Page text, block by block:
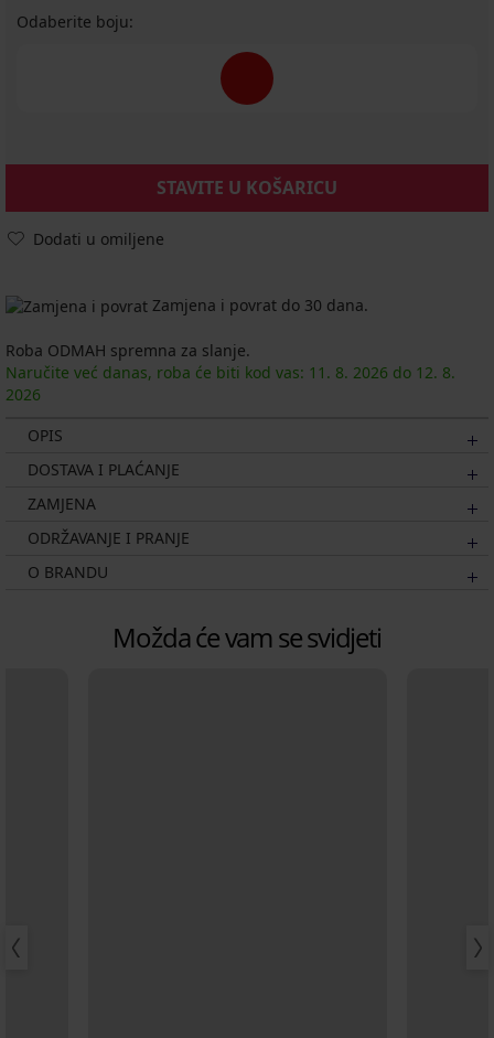
Odaberite boju:
STAVITE U KOŠARICU
Dodati u omiljene
Zamjena i povrat do 30 dana.
Roba ODMAH spremna za slanje.
Naručite već danas, roba će biti kod vas: 11. 8. 2026 do 12. 8.
2026
OPIS
DOSTAVA I PLAĆANJE
ZAMJENA
ODRŽAVANJE I PRANJE
O BRANDU
Možda će vam se svidjeti